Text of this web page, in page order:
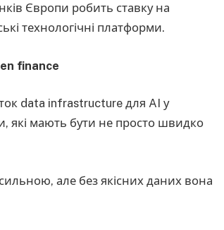
Європи робить ставку на
технологічні платформи.
finance
data infrastructure для AI у
які мають бути не просто швидко
але без якісних даних вона